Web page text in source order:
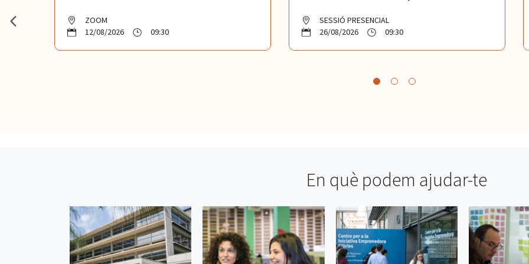
ZOOM
12/08/2026
09:30
SESSIÓ PRESENCIAL
26/08/2026
09:30
En què podem ajudar-te